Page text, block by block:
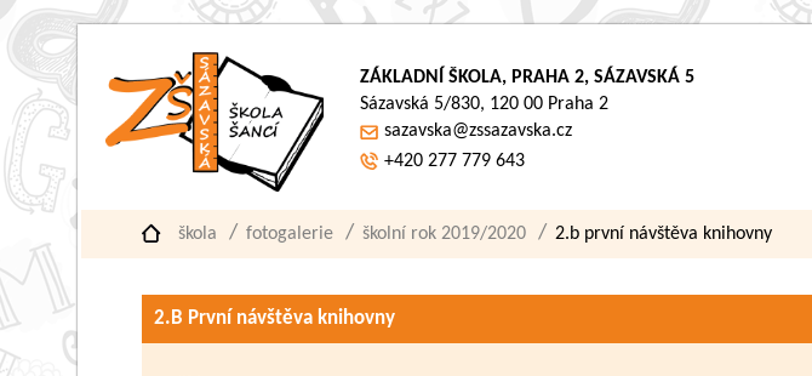
ZÁKLADNÍ ŠKOLA, PRAHA 2, SÁZAVSKÁ 5
Sázavská 5/830, 120 00 Praha 2
sazavska@zssazavska.cz
+420 277 779 643
škola fotogalerie školní rok 2019/2020 2.b první návštěva knihovny
2.B První návštěva knihovny